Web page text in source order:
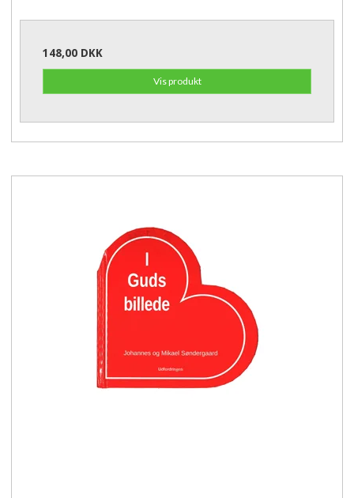
148,00 DKK
Vis produkt